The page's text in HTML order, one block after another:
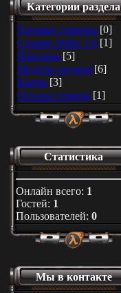
Категории раздела
Готовые серверы [0]
Counter-Strike 1.6 [1]
Плагины [5]
Модели оружия [6]
Карты [3]
Основа сервера [1]
Статистика
Онлайн всего: 1
Гостей: 1
Пользователей: 0
Мы в контакте